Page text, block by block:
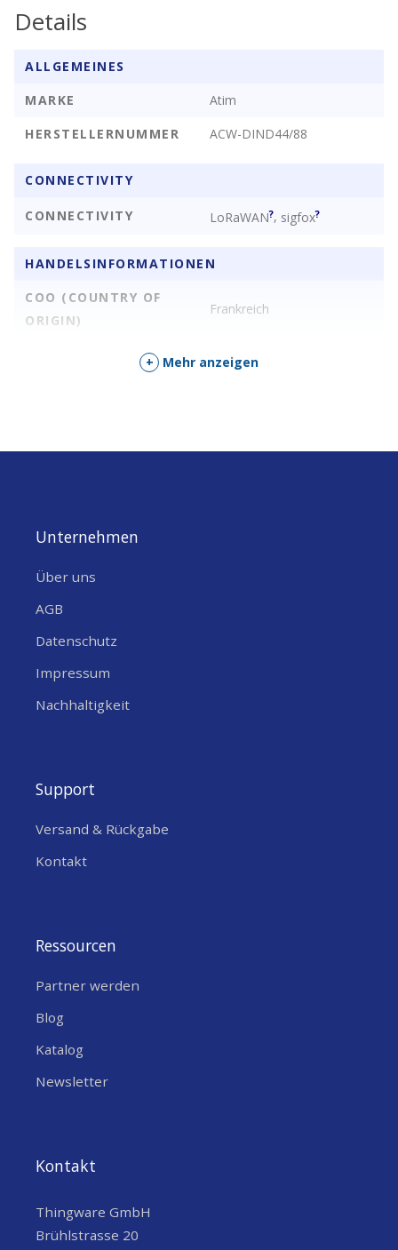
Details
ALLGEMEINES
MARKE
Atim
HERSTELLERNUMMER
ACW-DIND44/88
CONNECTIVITY
CONNECTIVITY LoRaWAN?, sigfox?
HANDELSINFORMATIONEN
COO (COUNTRY OF
ORIGIN)
Frankreich
+ Mehr anzeigen
Unternehmen
Über uns
AGB
Datenschutz
Impressum
Nachhaltigkeit
Support
Versand & Rückgabe
Kontakt
Ressourcen
Partner werden
Blog
Katalog
Newsletter
Kontakt
Thingware GmbH
Brühlstrasse 20